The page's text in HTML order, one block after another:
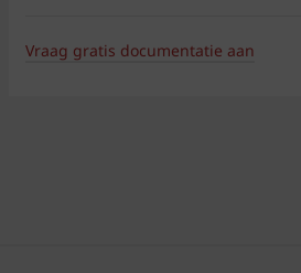
Vraag gratis documentatie aan